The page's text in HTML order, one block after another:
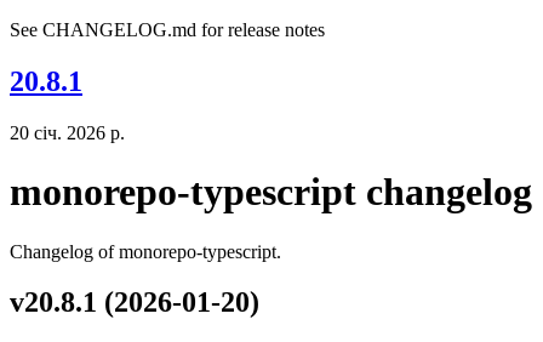
See CHANGELOG.md for release notes
20.8.1
20 січ. 2026 р.
monorepo-typescript changelog
Changelog of monorepo-typescript.
v20.8.1 (2026-01-20)